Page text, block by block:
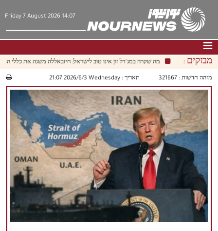
Friday 7 August 2026 14:07
דף הבית |צור קשר| אודות
חדשות
תרבות וחברה
כלכלה
פוליטיקה
מולטימדיה
|
English العربيه|
中文
|
מבזקים : מה שקרה במג'דל זון אינו טוב לישראל; חיזבאללה משנה את כללי המשחק.
מזהה חדשות : 321667 תאריך :‫‫Wednesday‬‬ 2026/6/3 21:07